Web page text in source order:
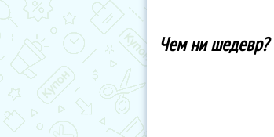
Чем ни шедевр?